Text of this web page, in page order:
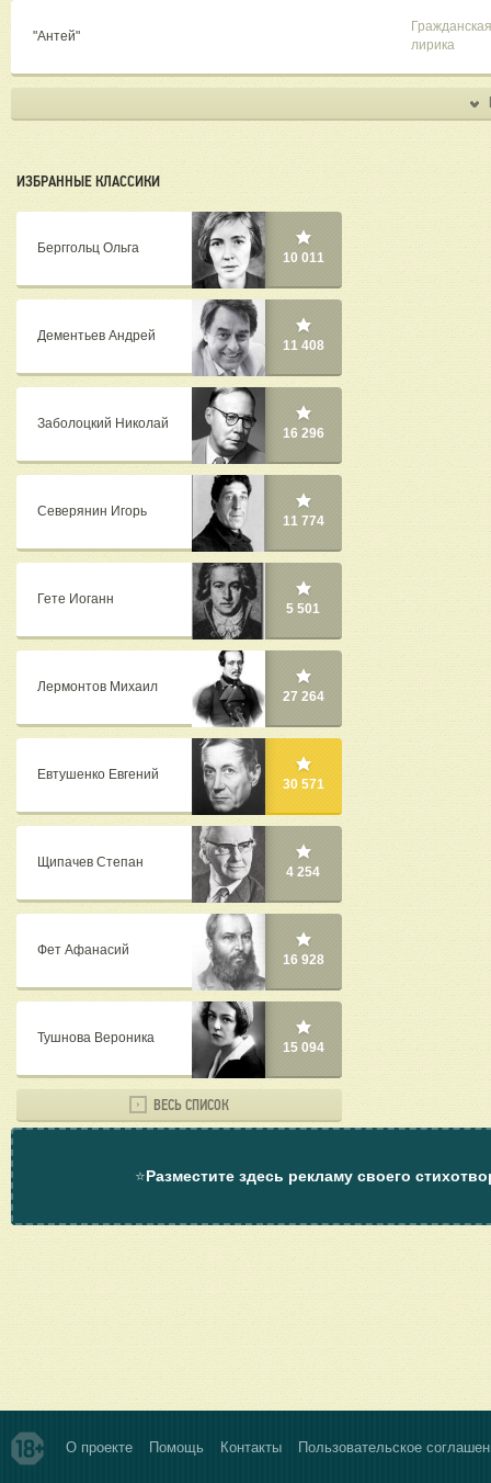
"Антей"
Гражданская
лирика
ИЗБРАННЫЕ КЛАССИКИ
Берггольц Ольга
10 011
Дементьев Андрей
11 408
Заболоцкий Николай
16 296
Северянин Игорь
11 774
Гете Иоганн
5 501
Лермонтов Михаил
27 264
Евтушенко Евгений
30 571
Щипачев Степан
4 254
Фет Афанасий
16 928
Тушнова Вероника
15 094
ВЕСЬ СПИСОК
⭐Разместите здесь рекламу своего
О проекте Помощь Контакты Пользовательское